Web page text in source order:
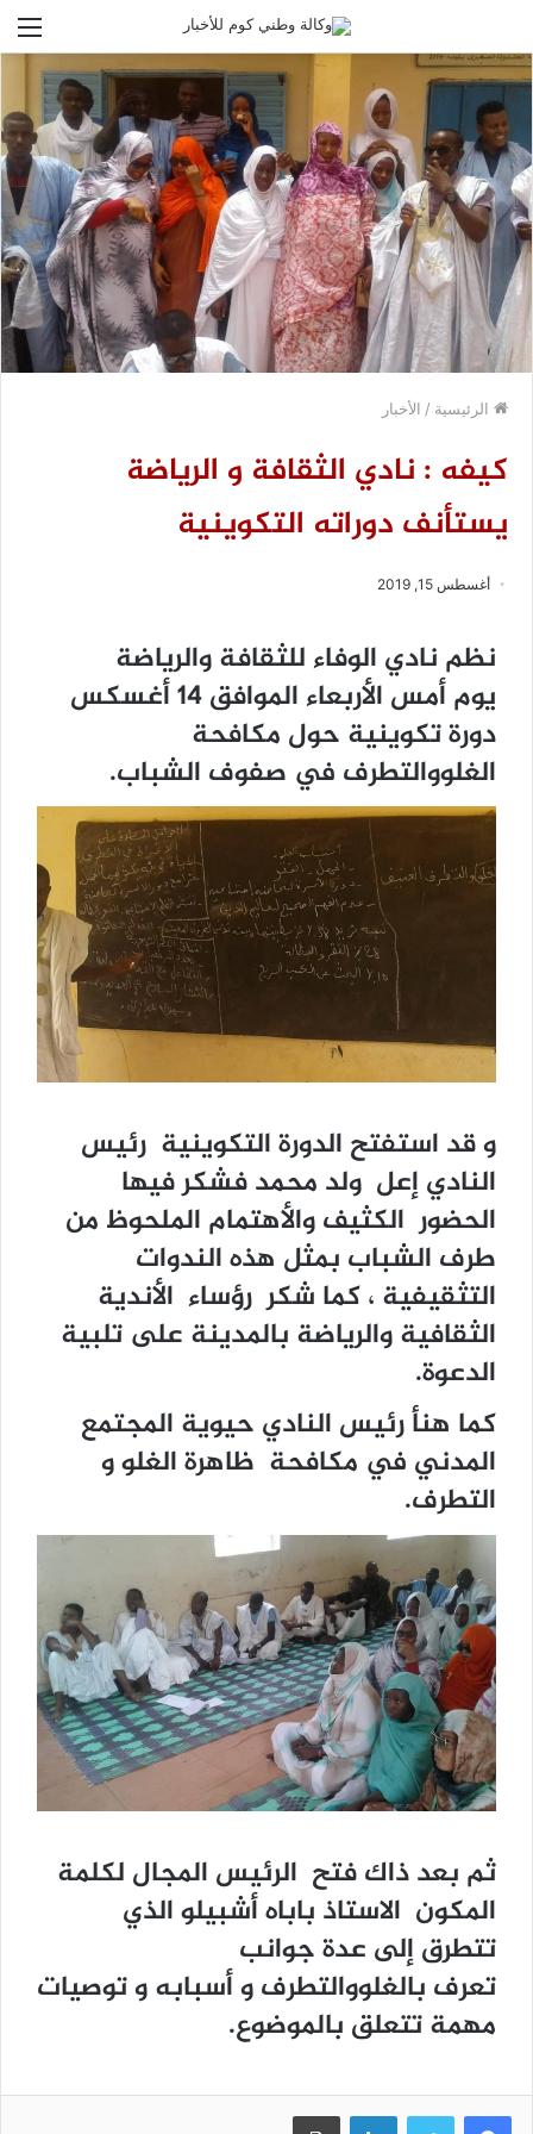
الرئيسية / الأخبار
كيفه : نادي الثقافة و الرياضة
يستأنف دوراته التكوينية
أغسطس 15, 2019
نظم نادي الوفاء للثقافة والرياضة
يوم أمس الأربعاء الموافق 14 أغسكس
دورة تكوينية حول مكافحة
الغلووالتطرف في صفوف الشباب.
و قد استفتح الدورة التكوينية رئيس
النادي إعل ولد محمد فشكر فيها
الحضور الكثيف والأهتمام الملحوظ من
طرف الشباب بمثل هذه الندوات
التثقيفية ، كما شكر رؤساء الأندية
الثقافية والرياضة بالمدينة على تلبية
الدعوة.
كما هنأ رئيس النادي حيوية المجتمع
المدني في مكافحة ظاهرة الغلو و
التطرف.
ثم بعد ذاك فتح الرئيس المجال لكلمة
المكون الاستاذ باباه أشبيلو الذي
تتطرق إلى عدة جوانب
تعرف بالغلووالتطرف و أسبابه و توصيات
مهمة تتعلق بالموضوع.
فيسبوك تويتر لينكدإن طباعة